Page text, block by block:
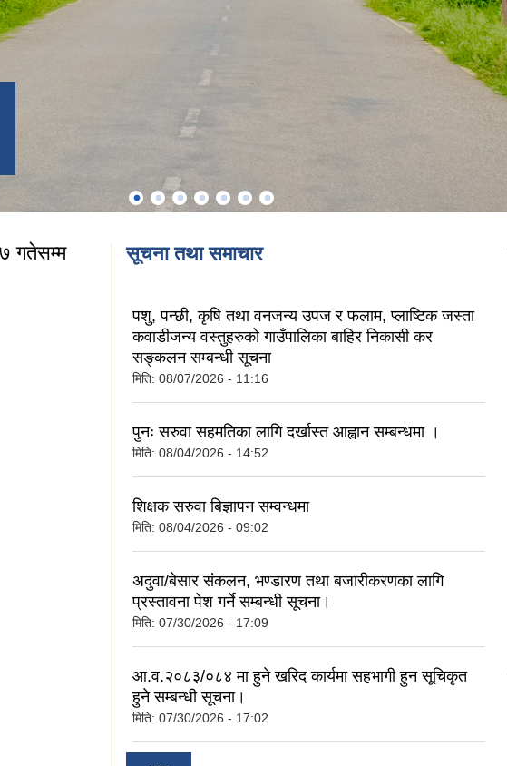
गतेसम्म सूचना तथा समाचार
पशु, पन्छी, कृषि तथा वनजन्य उपज र फलाम, प्लाष्टिक जस्ता
कवाडीजन्य वस्तुहरुको गाउँपालिका बाहिर निकासी कर
सङ्कलन सम्बन्धी सूचना
मिति: 08/07/2026 - 11:16
पुनः सरुवा सहमतिका लागि दर्खास्त आह्वान सम्बन्धमा ।
मिति: 08/04/2026 - 14:52
शिक्षक सरुवा बिज्ञापन सम्वन्धमा
मिति: 08/04/2026 - 09:02
अदुवा/बेसार संकलन, भण्डारण तथा बजारीकरणका लागि
प्रस्तावना पेश गर्ने सम्बन्धी सूचना।
मिति: 07/30/2026 - 17:09
आ.व.२०८३/०८४ मा हुने खरिद कार्यमा सहभागी हुन सूचिकृत
हुने सम्बन्धी सूचना।
मिति: 07/30/2026 - 17:02